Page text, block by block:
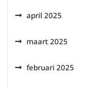
april 2025
maart 2025
februari 2025